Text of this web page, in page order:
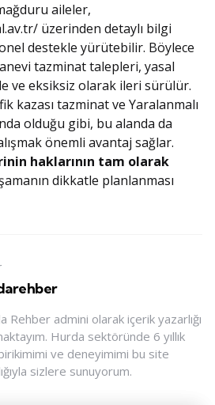
aileler,
üzerinden detaylı bilgi
destekle yürütebilir. Böylece
tazminat talepleri, yasal
ve eksiksiz olarak ileri sürülür.
kazası tazminat ve Yaralanmalı
olduğu gibi, bu alanda da
önemli avantaj sağlar.
haklarının tam olarak
dikkatle planlanması
Rehber admini olarak içerik yazarlığı
Hurda sektöründe 6 yıllık
ve deneyimimi bu site
sizlere sunuyorum.